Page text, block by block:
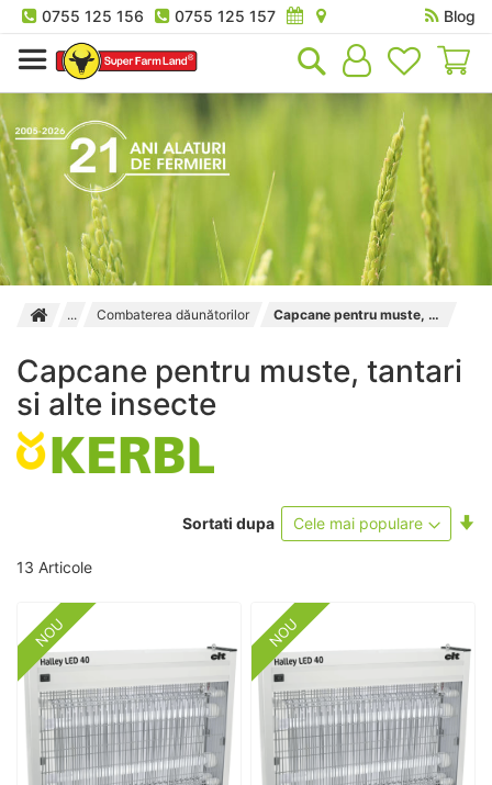
0755 125 156 0755 125 157
Blog
Combaterea dăunătorilor Capcane pentru muste, tantari si alte insecte
Capcane pentru muste, tantari
si alte insecte
13 Articole
Sortati dupa
NOU NOU